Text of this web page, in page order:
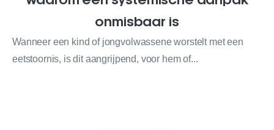
onmisbaar is
Wanneer een kind of jongvolwassene worstelt met een
eetstoornis, is dit aangrijpend, voor hem of...